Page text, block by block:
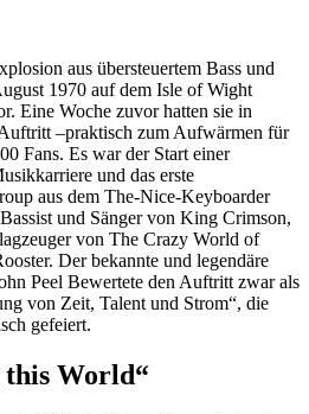
aus übersteuertem Bass und
1970 auf dem Isle of Wight
Eine Woche zuvor hatten sie in
–praktisch zum Aufwärmen für
Fans. Es war der Start einer
und das erste
aus dem The-Nice-Keyboarder
und Sänger von King Crimson,
von The Crazy World of
Der bekannte und legendäre
Peel Bewertete den Auftritt zwar als
von Zeit, Talent und Strom“, die
gefeiert.
this World“